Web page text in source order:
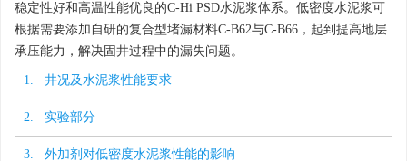
稳定性好和高温性能优良的C-Hi PSD水泥浆体系。低密度水泥浆可
根据需要添加自研的复合型堵漏材料C-B62与C-B66，起到提高地层
承压能力，解决固井过程中的漏失问题。
1. 井况及水泥浆性能要求
2. 实验部分
3. 外加剂对低密度水泥浆性能的影响